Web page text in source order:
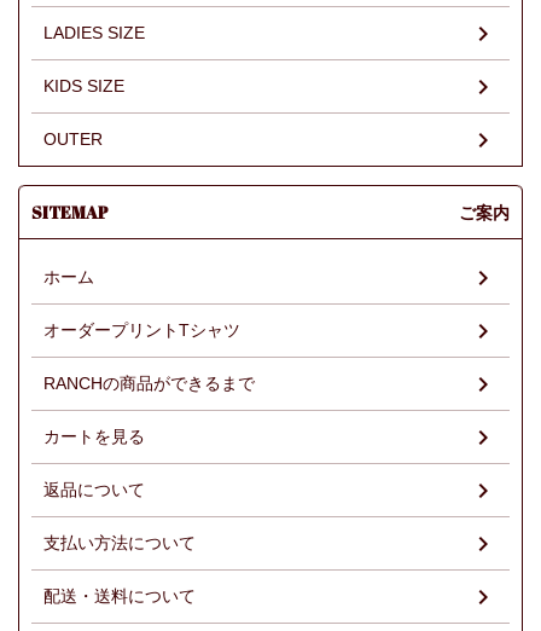
LADIES SIZE
KIDS SIZE
OUTER
SITEMAP ご案内
ホーム
オーダープリントTシャツ
RANCHの商品ができるまで
カートを見る
返品について
支払い方法について
配送・送料について